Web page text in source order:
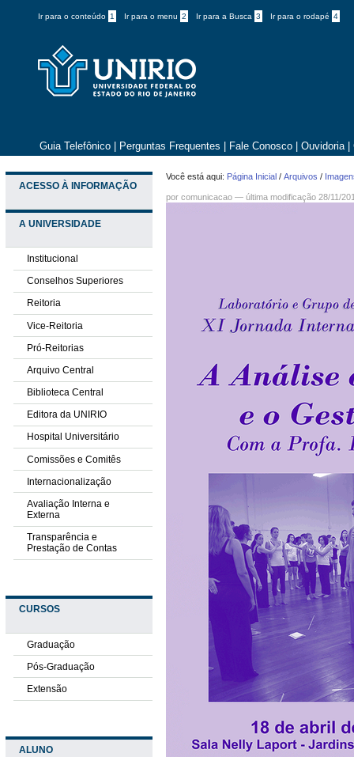
Ir para o conteúdo 1 Ir para o menu 2 Ir para a Busca 3 Ir para o rodapé 4
Guia Telefônico Perguntas Frequentes Fale Conosco Ouvidoria
ACESSO À INFORMAÇÃO
A UNIVERSIDADE
Institucional
Conselhos Superiores
Reitoria
Vice-Reitoria
Pró-Reitorias
Arquivo Central
Biblioteca Central
Editora da UNIRIO
Hospital Universitário
Comissões e Comitês
Internacionalização
Avaliação Interna e
Externa
Transparência e
Prestação de Contas
CURSOS
Graduação
Pós-Graduação
Extensão
ALUNO
Você está aqui: Página Inicial /Arquivos /
por comunicacao —última modificação 28/11/